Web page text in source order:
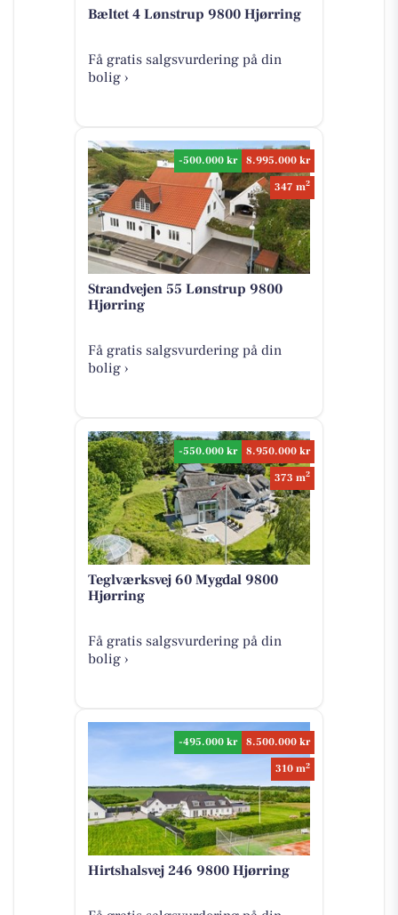
Bæltet 4 Lønstrup 9800 Hjørring
Få gratis salgsvurdering på din
bolig ›
-500.000 kr
8.995.000 kr
347 m2
Strandvejen 55 Lønstrup 9800
Hjørring
Få gratis salgsvurdering på din
bolig ›
-550.000 kr
8.950.000 kr
373 m2
Teglværksvej 60 Mygdal 9800
Hjørring
Få gratis salgsvurdering på din
bolig ›
-495.000 kr
8.500.000 kr
310 m2
Hirtshalsvej 246 9800 Hjørring